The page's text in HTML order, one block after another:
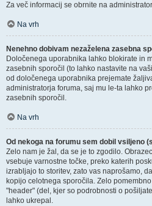
Za več informacij se obrnite na
Na vrh
Nenehno dobivam nezaželena zasebna
Določenega uporabnika lahko blokirate in
zasebnih sporočil (to lahko nastavite na
od določenega uporabnika prejemate
administratorja foruma, saj mu le-ta lahko
zasebnih sporočil.
Na vrh
Od nekoga na forumu sem dobil vsiljeno
Zelo nam je žal, da se je to zgodilo.
vsebuje varnostne točke, preko katerih
izrabljajo to storitev, zato vas naprošamo,
kopijo celotnega sporočila. Zelo
"header" (del, kjer so podrobnosti o
lahko ukrepal.